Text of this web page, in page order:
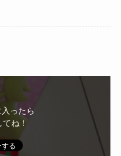
ったら
ね！